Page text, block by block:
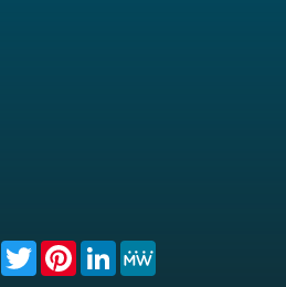
FacebookTwitterPinterest
LinkedIn